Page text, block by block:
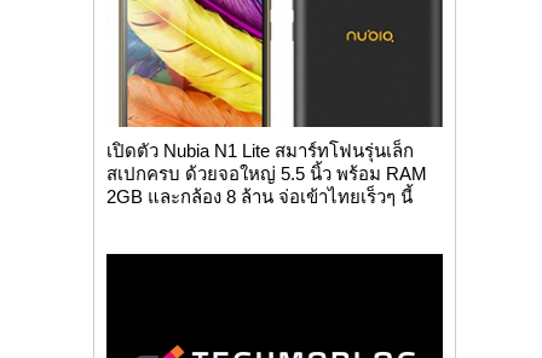
เปิดตัว Nubia N1 Lite สมาร์ทโฟนรุ่นเล็ก
สเปกครบ ด้วยจอใหญ่ 5.5 นิ้ว พร้อม RAM
2GB และกล้อง 8 ล้าน จ่อเข้าไทยเร็วๆ นี้